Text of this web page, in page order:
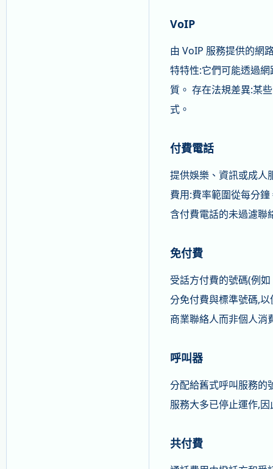
VoIP
由 VoIP 服務提供的網
特特性:它們可能透過
質。 存在法規差異:某
式。
付費電話
提供娛樂、資訊或成人
費用:費率範圍從每分
含付費電話的未過濾聯
免付費
受話方付費的號碼(例
分免付費與標準號碼,
商業聯絡人而非個人消
呼叫器
分配給舊式呼叫服務的
服務大多已停止運作,
共付費